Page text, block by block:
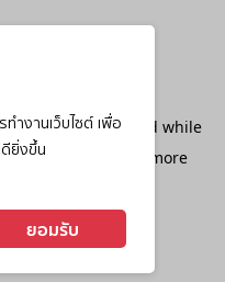
ำงานเว็บไซต์ เพื่อ
ยิ่งขึ้น
ยอมรับ
has occurred while
browser console
for more